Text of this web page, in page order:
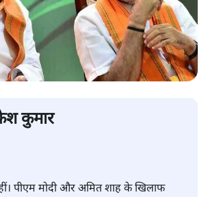
कुमार
पीएम मोदी और अमित शाह के खिलाफ